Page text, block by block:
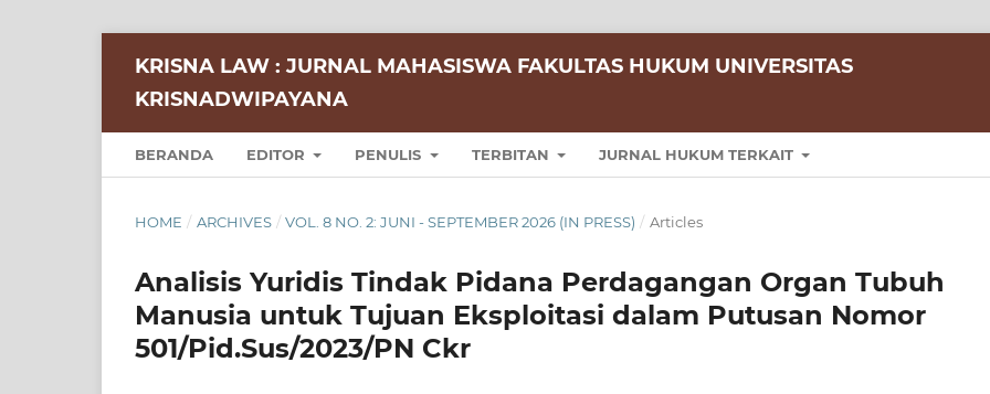
KRISNA LAW : JURNAL MAHASISWA FAKULTAS HUKUM UNIVERSITAS
KRISNADWIPAYANA
BERANDA EDITOR PENULIS TERBITAN JURNAL HUKUM TERKAIT
HOME / ARCHIVES / VOL. 8 NO. 2: JUNI - SEPTEMBER 2026 (IN PRESS) / Articles
Analisis Yuridis Tindak Pidana Perdagangan Organ Tubuh
Manusia untuk Tujuan Eksploitasi dalam Putusan Nomor
501/Pid.Sus/2023/PN Ckr